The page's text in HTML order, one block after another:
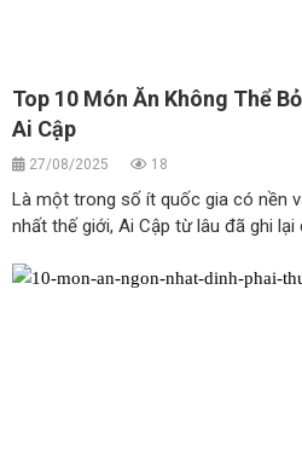
Top 10 Món Ăn Không Thể
Ai Cập
27/08/2025 18
Là một trong số ít quốc gia có nền
nhất thế giới, Ai Cập từ lâu đã ghi lại